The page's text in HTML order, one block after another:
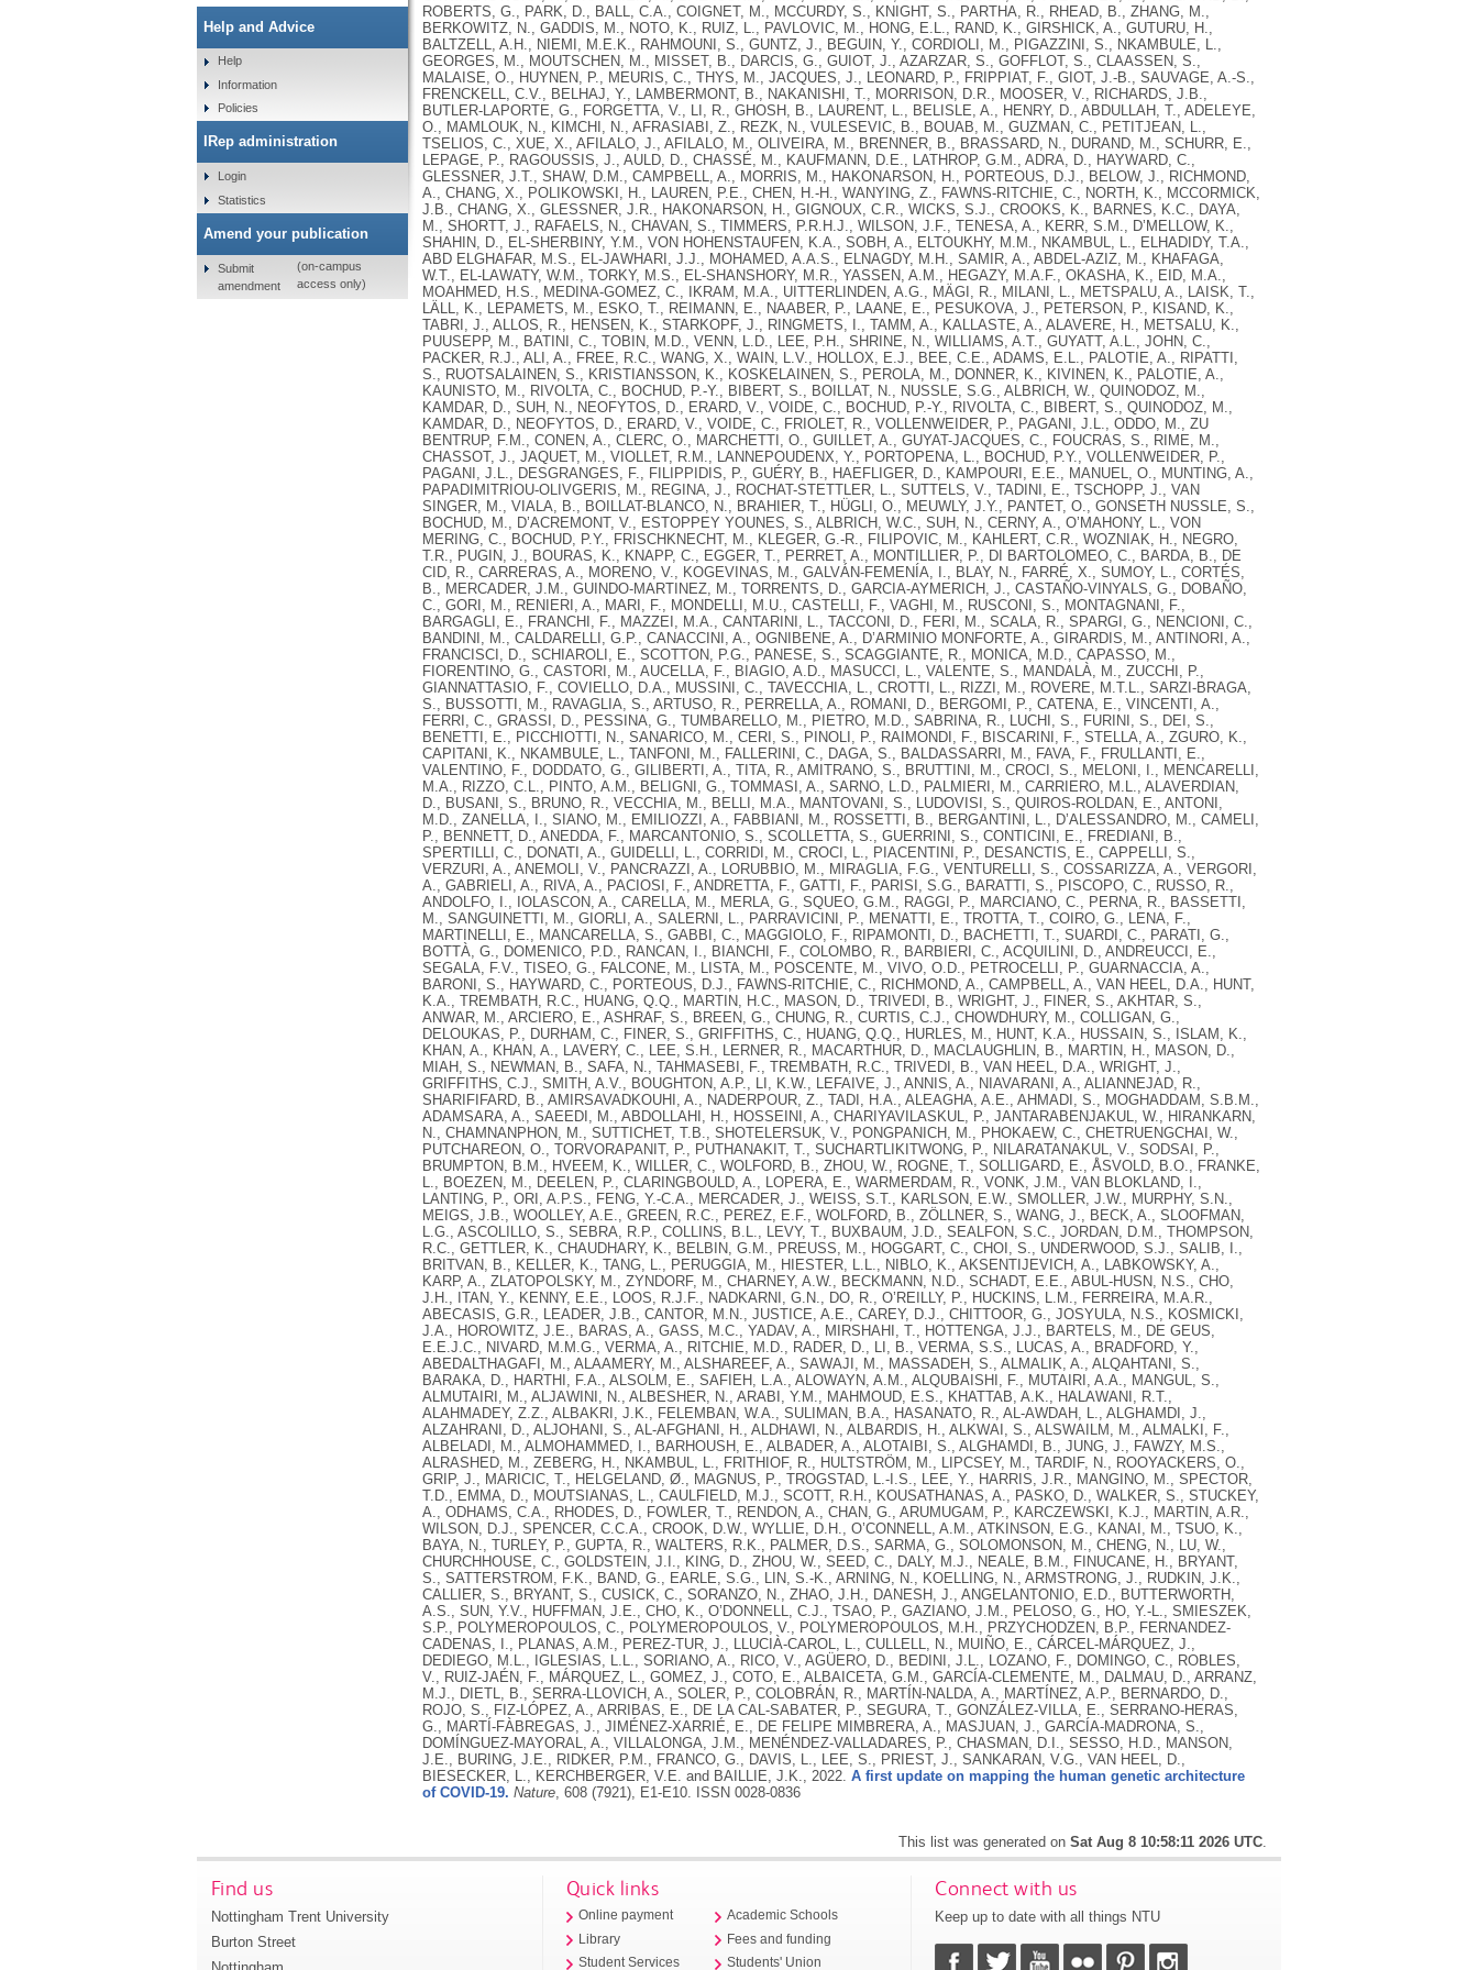
2022. A first update on mapping the human genetic architecture
of COVID-19. Nature, 608 (7921), E1-E10. ISSN 0028-0836
This list was generated onSat Aug 8 10:58:11 2026 UTC
Help and Advice
Help
Information
Policies
IRep administration
Login
Statistics
Amend your publication
Submit
amendment
(on-campus
access only)
Find us
Nottingham Trent University
Burton Street
Quick links
Online payment
Library
Student Services
Academic Schools
Fees and funding
Students' Union
Connect with us
Keep up to date with all things NTU